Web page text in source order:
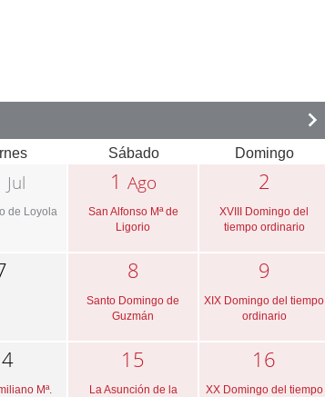
Sábado Domingo
Jul
de Loyola
1 Ago
San Alfonso Mª de
Ligorio
2
XVIII Domingo del
tiempo ordinario
8
Santo Domingo de
Guzmán
9
XIX Domingo del tiempo
ordinario
Mª.
15
La Asunción de la
16
XX Domingo del tiempo